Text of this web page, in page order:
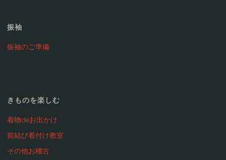
振袖
振袖のご準備
きものを楽しむ
着物deお出かけ
前結び着付け教室
その他お稽古